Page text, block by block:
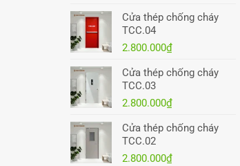
Cửa thép chống cháy
TCC.04
2.800.000₫
Cửa thép chống cháy
TCC.03
2.800.000₫
Cửa thép chống cháy
TCC.02
2.800.000₫